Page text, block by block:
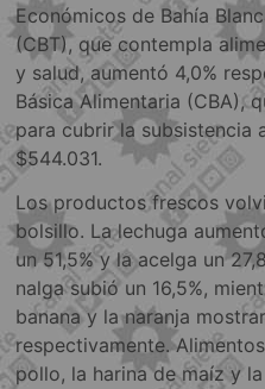
Económicos de Bahía
(CBT), que contempla
y salud, aumentó 4,0%
Básica Alimentaria (CBA),
para cubrir la subsistencia
$544.031.
Los productos frescos
bolsillo. La lechuga
un 51,5% y la acelga un
nalga subió un 16,5%,
banana y la naranja
respectivamente.
pollo, la harina de maíz y